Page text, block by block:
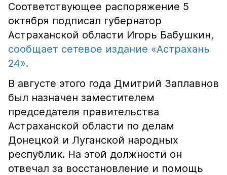
Соответствующее распоряжение 5
октября подписал губернатор
Астраханской области Игорь Бабушкин,
сообщает сетевое издание «Астрахань
24».
В августе этого года Дмитрий Заплавнов
был назначен заместителем
председателя правительства
Астраханской области по делам
Донецкой и Луганской народных
республик. На этой должности он
отвечал за восстановление и помощь